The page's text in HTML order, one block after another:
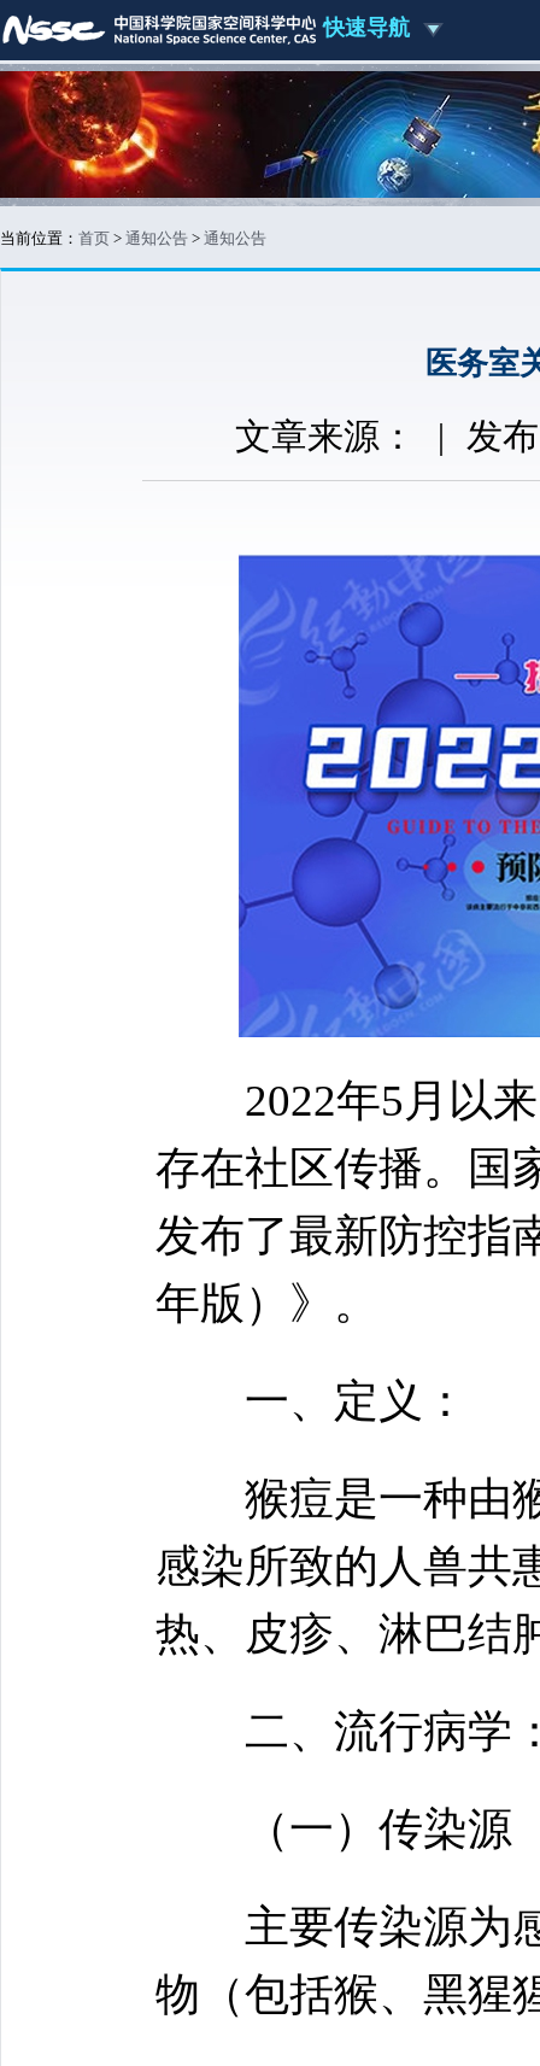
快速导航
当前位置： 首页 > 通知公告 > 通知公告
医务室
文章来源： | 发
2022年5月以来
存在社区传播。国
发布了最新防控
年版）》。
一、定义：
猴痘是一种由猴
感染所致的人兽共
热、皮疹、淋巴结
二、流行病学
（一）传染源
主要传染源为感
物（包括猴、黑猩